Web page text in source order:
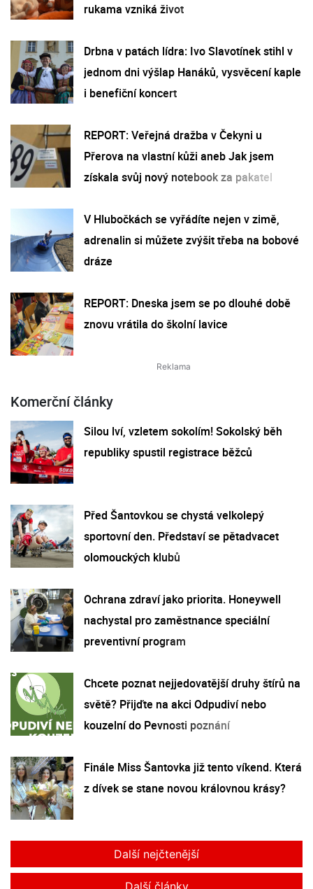
rukama vzniká život
Drbna v patách lídra: Ivo Slavotínek stihl v
jednom dni výšlap Hanáků, vysvěcení kaple
i benefiční koncert
REPORT: Veřejná dražba v Čekyni u
Přerova na vlastní kůži aneb Jak jsem
získala svůj nový notebook za pakatel
V Hlubočkách se vyřádíte nejen v zimě,
adrenalin si můžete zvýšit třeba na bobové
dráze
REPORT: Dneska jsem se po dlouhé době
znovu vrátila do školní lavice
Komerční články
Silou lví, vzletem sokolím! Sokolský běh
republiky spustil registrace běžců
Před Šantovkou se chystá velkolepý
sportovní den. Představí se pětadvacet
olomouckých klubů
Ochrana zdraví jako priorita. Honeywell
nachystal pro zaměstnance speciální
preventivní program
Chcete poznat nejjedovatější druhy štírů na
světě? Přijďte na akci Odpudiví nebo
kouzelní do Pevnosti poznání
Finále Miss Šantovka již tento víkend. Která
z dívek se stane novou královnou krásy?
Další nejčtenější
Další články